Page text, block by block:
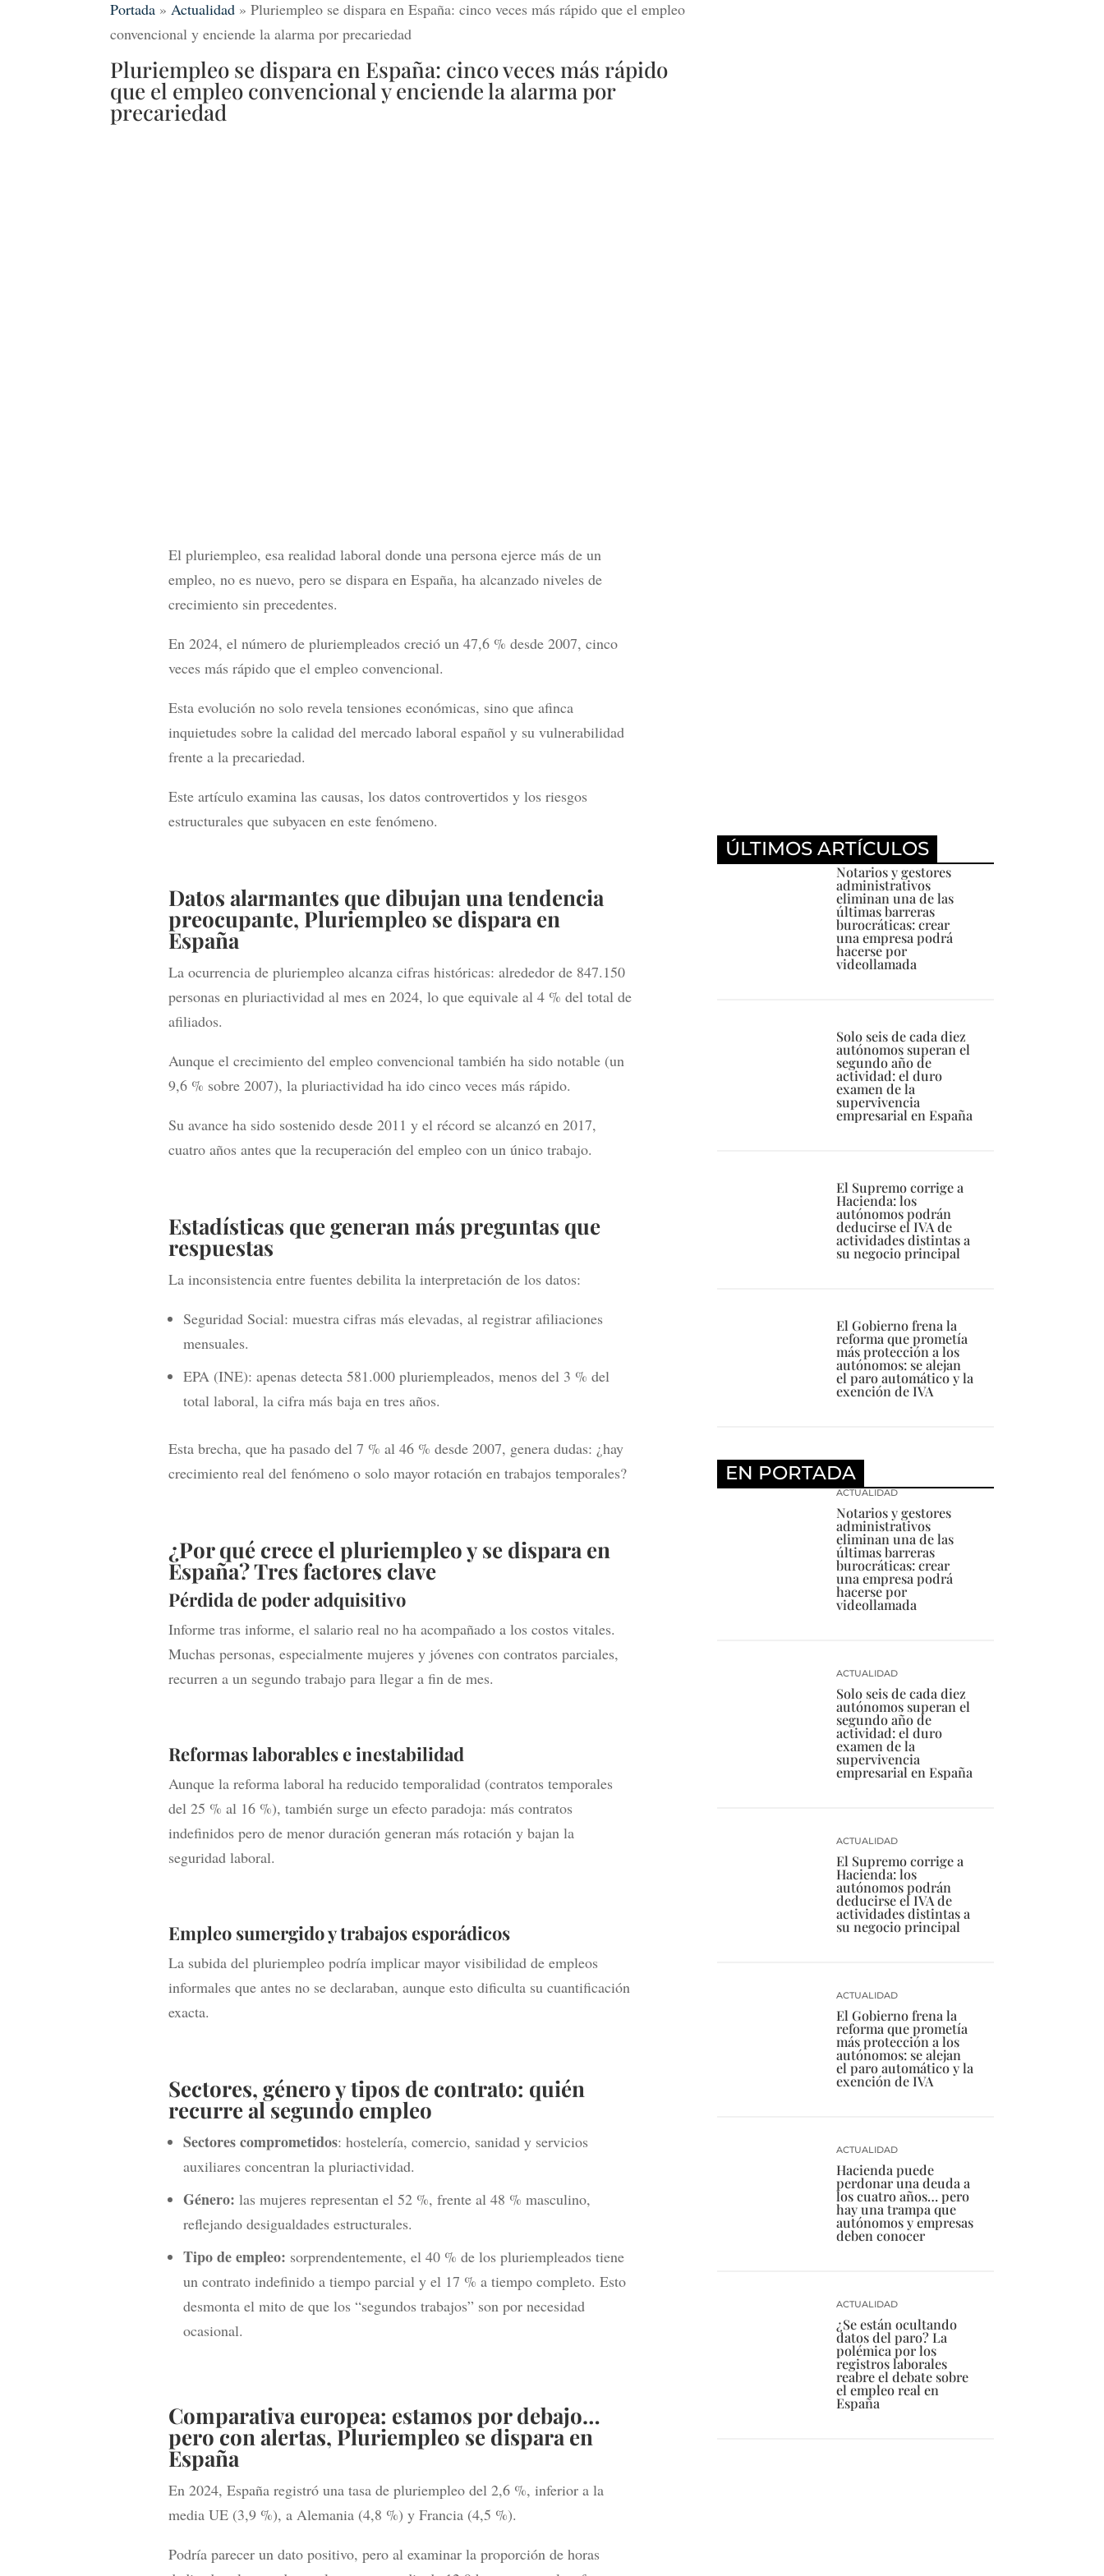
Portada » Actualidad »Pluriempleo se dispara en España: cinco veces más rápido que el empleo
convencional y enciende la alarma por precariedad
Pluriempleo se dispara en España: cinco veces más rápido
que el empleo convencional y enciende la alarma por
precariedad
El pluriempleo, esa realidad laboral donde una persona ejerce más de un
empleo, no es nuevo, pero se dispara en España, ha alcanzado niveles de
crecimiento sin precedentes.
En 2024, el número de pluriempleados creció un 47,6 % desde 2007, cinco
veces más rápido que el empleo convencional.
Esta evolución no solo revela tensiones económicas, sino que afinca
inquietudes sobre la calidad del mercado laboral español y su vulnerabilidad
frente a la precariedad.
Este artículo examina las causas, los datos controvertidos y los riesgos
estructurales que subyacen en este fenómeno.
Datos alarmantes que dibujan una tendencia
preocupante, Pluriempleo se dispara en
España
La ocurrencia de pluriempleo alcanza cifras históricas: alrededor de 847.150
personas en pluriactividad al mes en 2024, lo que equivale al 4 % del total de
afiliados.
Aunque el crecimiento del empleo convencional también ha sido notable (un
9,6 % sobre 2007), la pluriactividad ha ido cinco veces más rápido.
Su avance ha sido sostenido desde 2011 y el récord se alcanzó en 2017,
cuatro años antes que la recuperación del empleo con un único trabajo.
Estadísticas que generan más preguntas que
respuestas
La inconsistencia entre fuentes debilita la interpretación de los datos:
Seguridad Social: muestra cifras más elevadas, al registrar afiliaciones
mensuales.
EPA (INE): apenas detecta 581.000 pluriempleados, menos del 3 % del
total laboral, la cifra más baja en tres años.
Esta brecha, que ha pasado del 7 % al 46 % desde 2007, genera dudas: ¿hay
crecimiento real del fenómeno o solo mayor rotación en trabajos temporales?
¿Por qué crece el pluriempleo y se dispara en
España? Tres factores clave
Pérdida de poder adquisitivo
Informe tras informe, el salario real no ha acompañado a los costos vitales.
Muchas personas, especialmente mujeres y jóvenes con contratos parciales,
recurren a un segundo trabajo para llegar a fin de mes.
Reformas laborables e inestabilidad
Aunque la reforma laboral ha reducido temporalidad (contratos temporales
del 25 % al 16 %), también surge un efecto paradoja: más contratos
indefinidos pero de menor duración generan más rotación y bajan la
seguridad laboral.
Empleo sumergido y trabajos esporádicos
La subida del pluriempleo podría implicar mayor visibilidad de empleos
informales que antes no se declaraban, aunque esto dificulta su cuantificación
exacta.
Sectores, género y tipos de contrato: quién
recurre al segundo empleo
Sectores comprometidos: hostelería, comercio, sanidad y servicios
auxiliares concentran la pluriactividad.
Género: las mujeres representan el 52 %, frente al 48 % masculino,
reflejando desigualdades estructurales.
Tipo de empleo: sorprendentemente, el 40 % de los pluriempleados tiene
un contrato indefinido a tiempo parcial y el 17 % a tiempo completo. Esto
desmonta el mito de que los “segundos trabajos” son por necesidad
ocasional.
Comparativa europea: estamos por debajo…
pero con alertas, Pluriempleo se dispara en
España
En 2024, España registró una tasa de pluriempleo del 2,6 %, inferior a la
media UE (3,9 %), a Alemania (4,8 %) y Francia (4,5 %).
Podría parecer un dato positivo, pero al examinar la proporción de horas
ÚLTIMOS ARTÍCULOS
Notarios y gestores
administrativos
eliminan una de las
últimas barreras
burocráticas: crear
una empresa podrá
hacerse por
videollamada
Solo seis de cada diez
autónomos superan el
segundo año de
actividad: el duro
examen de la
supervivencia
empresarial en España
El Supremo corrige a
Hacienda: los
autónomos podrán
deducirse el IVA de
actividades distintas a
su negocio principal
El Gobierno frena la
reforma que prometía
más protección a los
autónomos: se alejan
el paro automático y la
exención de IVA
EN PORTADA
Notarios y gestores
administrativos
eliminan una de las
últimas barreras
burocráticas: crear
una empresa podrá
hacerse por
videollamada
ACTUALIDAD
Solo seis de cada diez
autónomos superan el
segundo año de
actividad: el duro
examen de la
supervivencia
empresarial en España
ACTUALIDAD
El Supremo corrige a
Hacienda: los
autónomos podrán
deducirse el IVA de
actividades distintas a
su negocio principal
ACTUALIDAD
El Gobierno frena la
reforma que prometía
más protección a los
autónomos: se alejan
el paro automático y la
exención de IVA
ACTUALIDAD
Hacienda puede
perdonar una deuda a
los cuatro años… pero
hay una trampa que
autónomos y empresas
deben conocer
ACTUALIDAD
¿Se están ocultando
datos del paro? La
polémica por los
registros laborales
reabre el debate sobre
el empleo real en
España
ACTUALIDAD